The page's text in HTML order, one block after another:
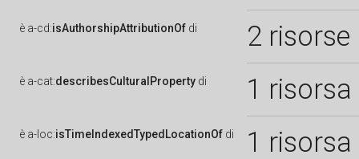
è a-cd:isAuthorshipAttributionOf di 2 risorse
è a-cat:describesCulturalProperty di 1 risorsa
è a-loc:isTimeIndexedTypedLocationOf di 1 risorsa